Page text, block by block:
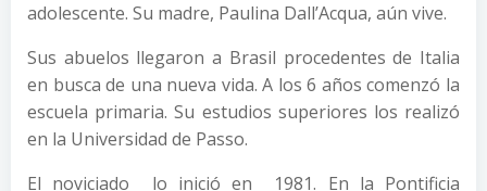
adolescente. Su madre, Paulina Dall’Acqua, aún vive.
Sus abuelos llegaron a Brasil procedentes de Italia
en busca de una nueva vida. A los 6 años comenzó la
escuela primaria. Su estudios superiores los realizó
en la Universidad de Passo.
El noviciado lo inició en 1981. En la Pontificia